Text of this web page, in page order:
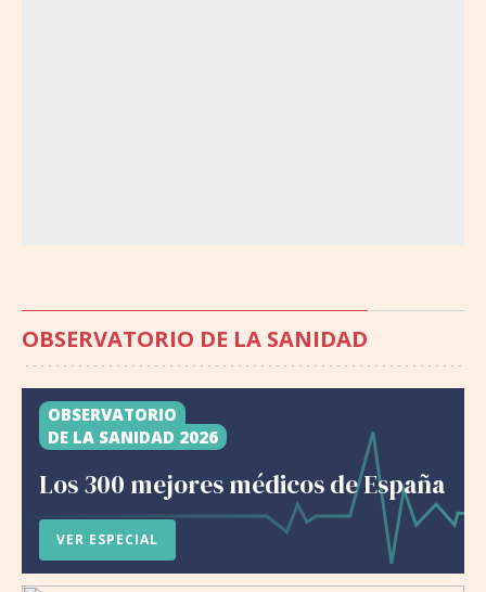
OBSERVATORIO DE LA SANIDAD
OBSERVATORIO
DE LA SANIDAD 2026
Los 300 mejores médicos de España
VER ESPECIAL